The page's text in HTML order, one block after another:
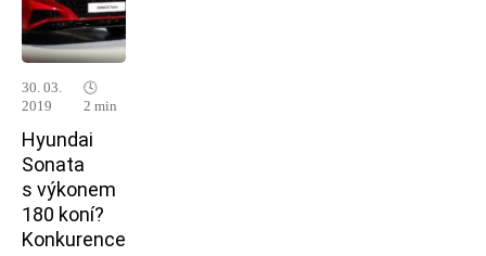
30. 03.
2019
🕓
2 min
Hyundai
Sonata
s výkonem
180 koní?
Konkurence